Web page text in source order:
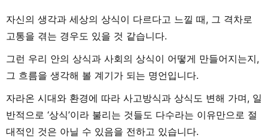
자신의 생각과 세상의 상식이 다르다고 느낄 때, 그 격차로
고통을 겪는 경우도 있을 것 같습니다.
그런 우리 안의 상식과 사회의 상식이 어떻게 만들어지는지,
그 흐름을 생각해 볼 계기가 되는 명언입니다.
자라온 시대와 환경에 따라 사고방식과 상식도 변해 가며, 일
반적으로 ‘상식’이라 불리는 것들도 다수라는 이유만으로 절
대적인 것은 아닐 수 있음을 전하고 있습니다.